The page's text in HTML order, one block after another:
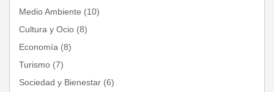
Medio Ambiente (10)
Cultura y Ocio (8)
Economía (8)
Turismo (7)
Sociedad y Bienestar (6)